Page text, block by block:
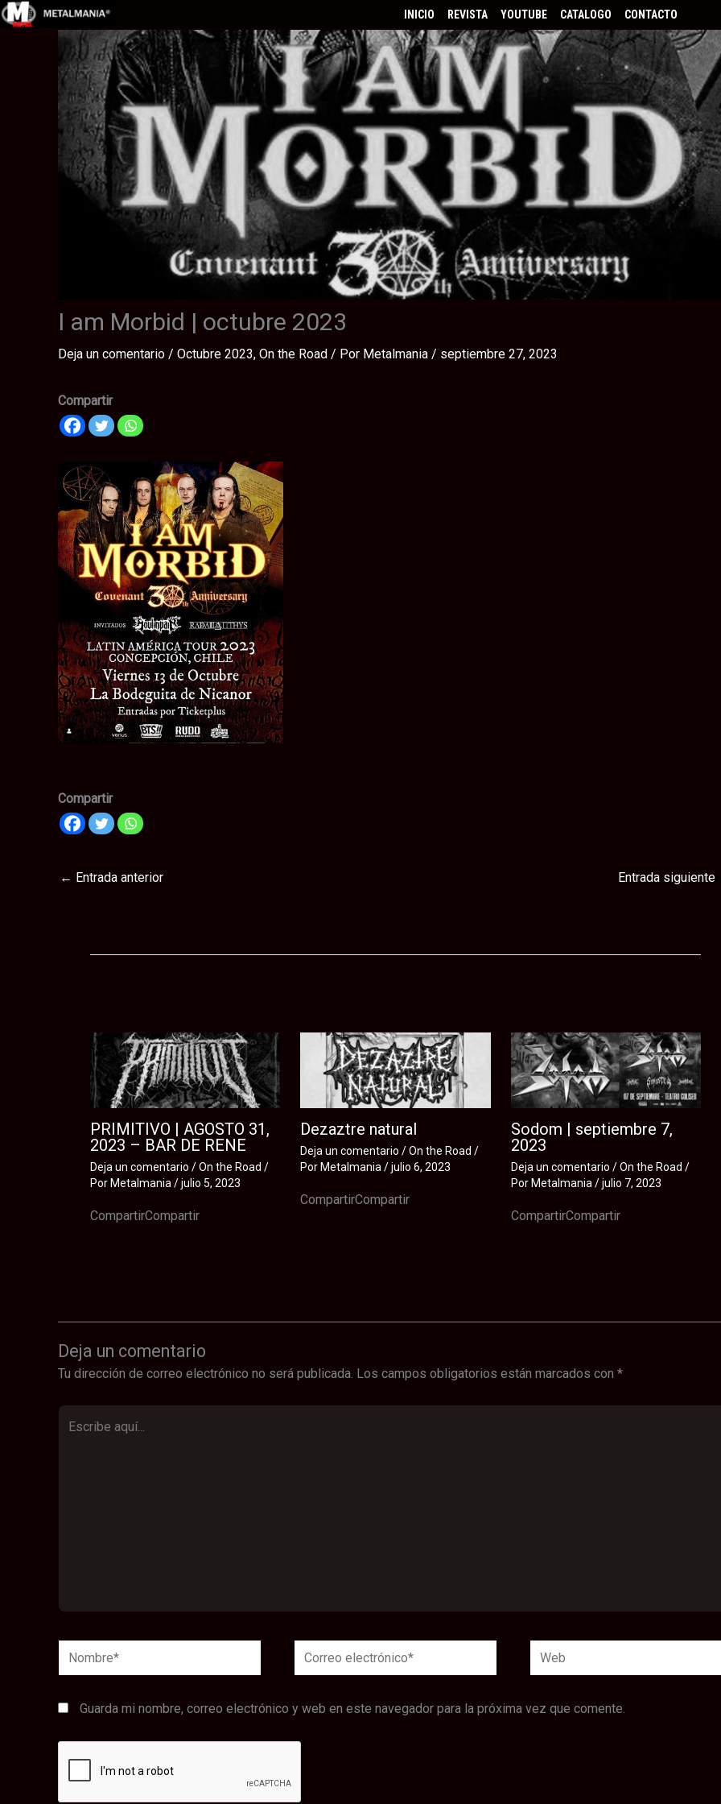
Ir
INICIO REVISTA YOUTUBE CATALOGO CONTACTO
I am Morbid | octubre 2023
Deja un comentario / Octubre 2023, On the Road / Por Metalmania / septiembre 27, 2023
Compartir
Compartir
← Entrada anterior Entrada siguiente
PRIMITIVO | AGOSTO 31,
2023 – BAR DE RENE
Deja un comentario /On the Road /
Por Metalmania /julio 5, 2023
CompartirCompartir
Dezaztre natural
Deja un comentario /On the Road /
Por Metalmania/julio 6, 2023
CompartirCompartir
Sodom | septiembre 7,
2023
Deja un comentario /On the Road /
Por Metalmania /julio 7, 2023
CompartirCompartir
Deja un comentario
Tu dirección de correo electrónico no será publicada. Los campos obligatorios están marcados con *
Nombre*
Correo
electrónico*
Web
Guarda mi nombre, correo electrónico y web en este navegador para la próxima vez que comente.